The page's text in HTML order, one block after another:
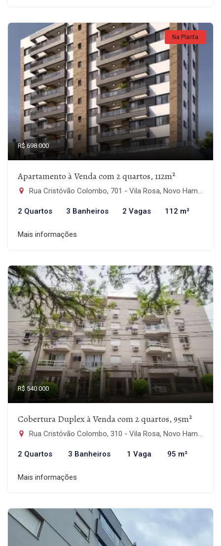
Na Planta
R$ 698.000
Apartamento à Venda com 2 quartos, 112m²
Rua Cristóvão Colombo, 701 - Vila Rosa, Novo Hamburgo-RS
2 Quartos 3 Banheiros 2 Vagas 112 m²
Mais informações
R$ 540.000
Cobertura Duplex à Venda com 2 quartos, 95m²
Rua Cristóvão Colombo, 310 - Vila Rosa, Novo Hamburgo-RS
2 Quartos 3 Banheiros 1 Vaga 95 m²
Mais informações